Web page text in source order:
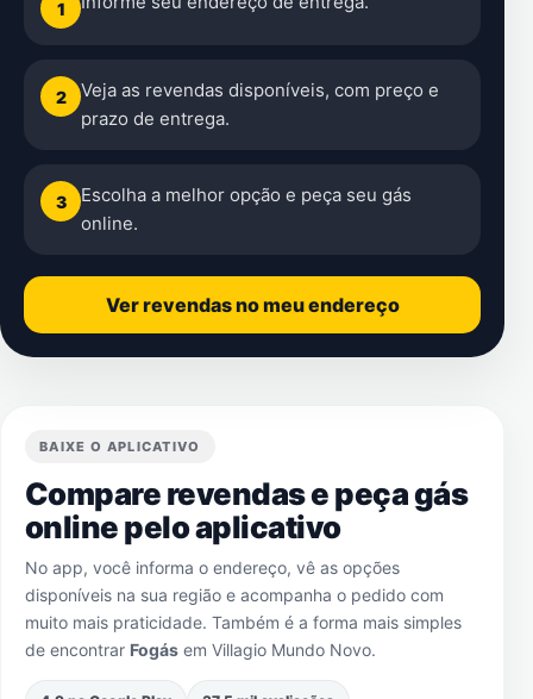
1
2
Veja as revendas disponíveis, com preço e
prazo de entrega.
3
Escolha a melhor opção e peça seu gás
online.
Ver revendas no meu endereço
BAIXE O APLICATIVO
Compare revendas e peça gás
online pelo aplicativo
No app, você informa o endereço, vê as opções
disponíveis na sua região e acompanha o pedido com
muito mais praticidade. Também é a forma mais simples
de encontrar Fogás em Villagio Mundo Novo.